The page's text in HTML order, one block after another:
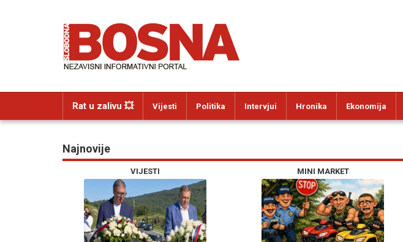
Rat u zalivu 💥 Vijesti Politika Intervjui Hronika Ekonomija
Najnovije
VIJESTI MINI MARKET